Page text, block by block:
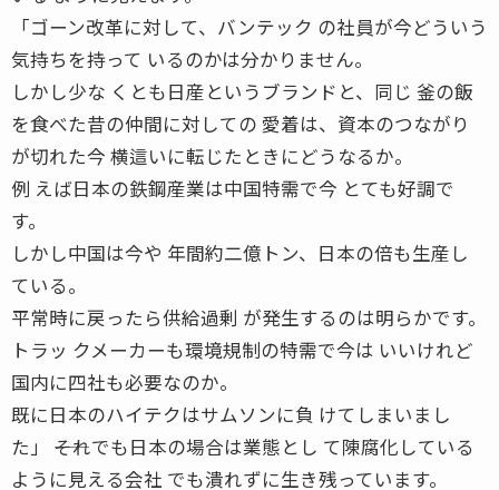
「ゴーン改革に対して、バンテック の社員が今どういう
気持ちを持って いるのかは分かりません。
しかし少な くとも日産というブランドと、同じ 釜の飯
を食べた昔の仲間に対しての 愛着は、資本のつながり
が切れた今 横這いに転じたときにどうなるか。
例 えば日本の鉄鋼産業は中国特需で今 とても好調で
す。
しかし中国は今や 年間約二億トン、日本の倍も生産し
ている。
平常時に戻ったら供給過剰 が発生するのは明らかです。
トラッ クメーカーも環境規制の特需で今は いいけれど
国内に四社も必要なのか。
既に日本のハイテクはサムソンに負 けてしまいまし
た」 ――それでも日本の場合は業態とし て陳腐化している
ように見える会社 でも潰れずに生き残っています。